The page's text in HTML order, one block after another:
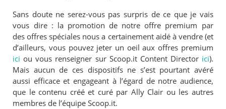
Sans doute ne serez-vous pas surpris de ce que je vais
vous dire : la promotion de notre offre premium par
des offres spéciales nous a certainement aidé à vendre (et
d’ailleurs, vous pouvez jeter un oeil aux offres premium
ici ou vous renseigner sur Scoop.it Content Director ici).
Mais aucun de ces dispositifs ne s’est pourtant avéré
aussi efficace et engageant à l’égard de notre audience,
que le contenu créé et curé par Ally Clair ou les autres
membres de l’équipe Scoop.it.